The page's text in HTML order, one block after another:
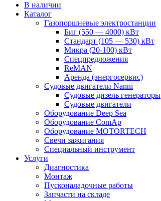
В наличии
Каталог
Газопоршневые электростанции
Биг (550 — 4000) кВт
Стандарт (105 — 530) кВт
Микра (20-100) кВт
Спецпредложения
ReMAN
Аренда (энергосервис)
Судовые двигатели Nanni
Судовые дизель генераторы
Судовые двигатели
Оборудование Deep Sea
Оборудование ComAp
Оборудование MOTORTECH
Свечи зажигания
Специальный инструмент
Услуги
Диагностика
Монтаж
Пусконаладочные работы
Запчасти на складе